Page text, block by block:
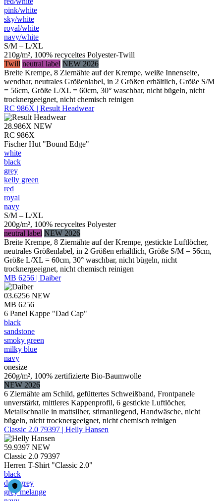
pink/​white
sky/​white
royal/​white
navy/​white
S/M – L/XL
210g/m², 100% recyceltes Polyester-Twill
Twill neutral label NEW 2026
Breite Krempe, 8 Ziernähte auf der Krempe, weiße Innenseite,
wendbar, neutrales Größenlabel, in 2 Größen erhältlich, Größe S/M
= 56cm, Größe L/XL = 60cm, 30° waschbar, nicht bügeln, nicht
trocknergeeignet, nicht chemisch reinigen
RC 986X | Result Headwear
28.986X NEW
RC 986X
Fischer Hut "Bound Edge"
white
black
grey
kelly green
red
royal
navy
S/M – L/XL
200g/m², 100% recyceltes Polyester
neutral label NEW 2026
Breite Krempe, 8 Ziernähte auf der Krempe, gestickte Luftlöcher,
neutrales Größenlabel, in 2 Größen erhältlich, Größe S/M = 56cm,
Größe L/XL = 60cm, 30° waschbar, nicht bügeln, nicht
trocknergeeignet, nicht chemisch reinigen
MB 6256 | Daiber
03.6256 NEW
MB 6256
6 Panel Kappe "Dad Cap"
black
sandstone
smoky green
milky blue
navy
onesize
260g/m², 100% zertifizierte Bio-Baumwolle
NEW 2026
6 Ziernähte am Schild, gefüttertes Schweißband, Frontpanele
unverstärkt, mittleres Kappenprofil, 6 gestickte Luftlöcher,
Metallschnalle in mattsilber, stirnanliegend, Handwäsche, nicht
bügeln, nicht trocknergeeignet, nicht chemisch reinigen
Classic 2.0 79397 | Helly Hansen
59.9397 NEW
Classic 2.0 79397
Herren T-Shirt "Classic 2.0"
black
dark grey
grey melange